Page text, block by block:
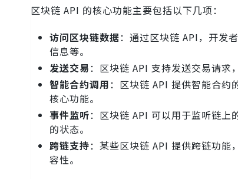
区块链 API 的核心功能主要包括以下几项：
访问区块链数据：通过区块链 API，开发
信息等。
发送交易：区块链 API 支持发送交易请求
智能合约调用：区块链 API 提供智能合约
核心功能。
事件监听：区块链 API 可以用于监听链上
的状态。
跨链支持：某些区块链 API 提供跨链功能
容性。